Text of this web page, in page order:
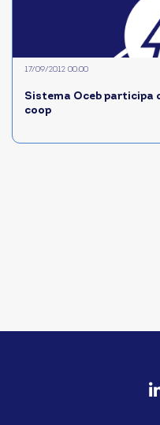
Sistema Oceb participa
coop
17/09/2012 00:00